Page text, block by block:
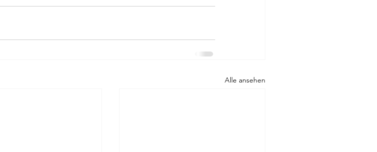
Alle ansehen